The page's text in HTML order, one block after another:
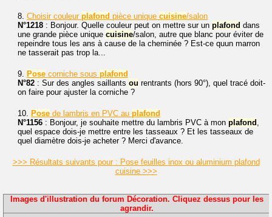
8. Choisir couleur plafond pièce unique cuisine/salon
N°1218 : Bonjour. Quelle couleur peut on mettre sur un plafond dans
une grande pièce unique cuisine/salon, autre que blanc pour éviter de
repeindre tous les ans à cause de la cheminée ? Est-ce quun marron
ne tasserait pas trop la...
9. Pose corniche sous plafond
N°82 : Sur des angles saillants ou rentrants (hors 90°), quel tracé doit-
on faire pour ajuster la corniche ?
10. Pose de lambris en PVC au plafond
N°1156 : Bonjour, je souhaite mettre du lambris PVC à mon plafond ,
quel espace dois-je mettre entre les tasseaux ? Et les tasseaux de
quel diamètre dois-je acheter ? Merci d'avance.
>>> Résultats suivants pour : Pose feuilles inox ou aluminium plafond
cuisine >>>
Images d'illustration du forum Décoration. Cliquez dessus pour les
agrandir.